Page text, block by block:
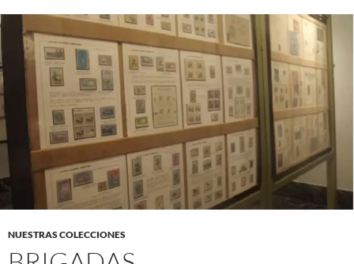
NUESTRAS COLECCIONES